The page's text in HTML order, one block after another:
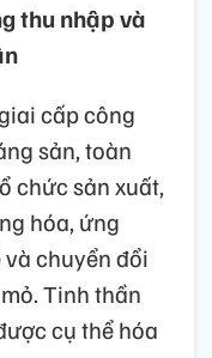
thu nhập và
cấp công
sản, toàn
chức sản xuất,
hóa, ứng
chuyển đổi
Tinh thần
cụ thể hóa